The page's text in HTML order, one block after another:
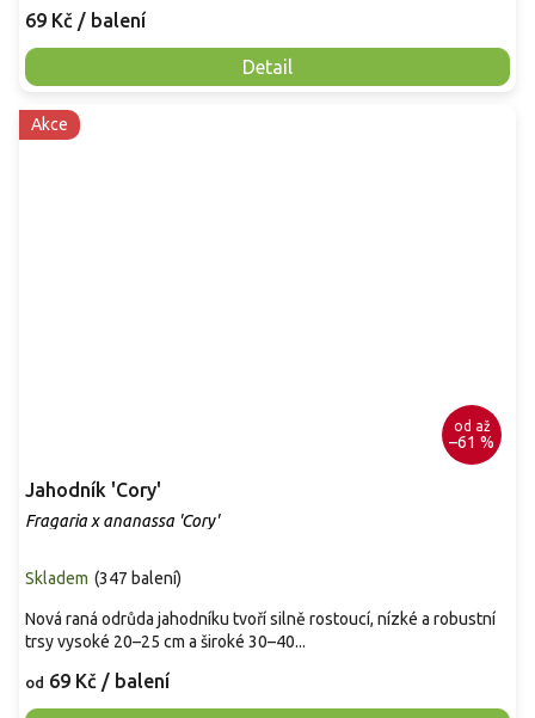
69 Kč / balení
Detail
Akce
od až
–61 %
Jahodník 'Cory'
Fragaria x ananassa 'Cory'
Skladem (347 balení)
od 69 Kč / balení
Nová raná odrůda jahodníku tvoří silně rostoucí, nízké a robustní
trsy vysoké 20–25 cm a široké 30–40...